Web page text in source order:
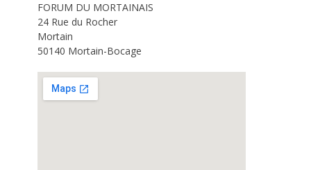
FORUM DU MORTAINAIS
24 Rue du Rocher
Mortain
50140 Mortain-Bocage